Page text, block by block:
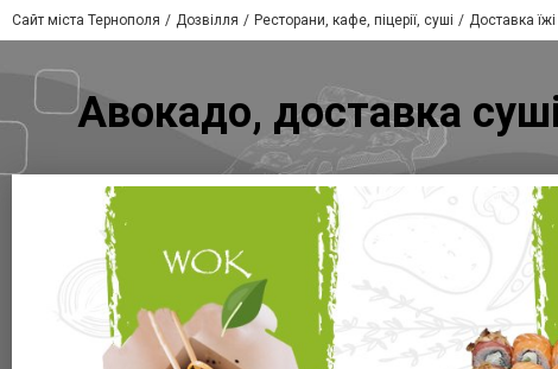
Сайт міста Тернополя Дозвілля Ресторани, кафе, піцерії, суші Доставка їжі
Авокадо, доставка